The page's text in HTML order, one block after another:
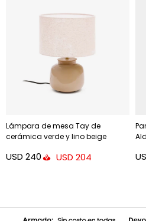
Lámpara de mesa Tay de
cerámica verde y lino beige
USD 240 USD 204